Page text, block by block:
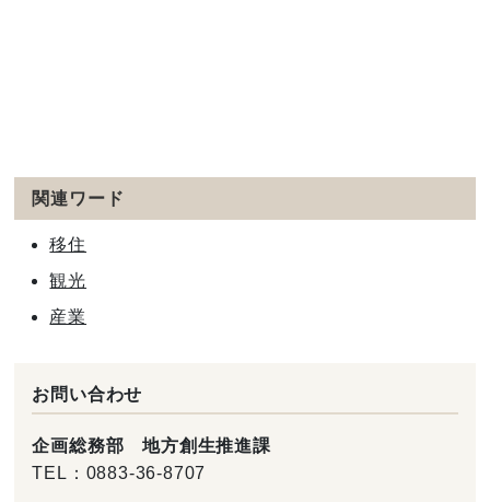
関連ワード
移住
観光
産業
お問い合わせ
企画総務部 地方創生推進課
TEL： 0883-36-8707